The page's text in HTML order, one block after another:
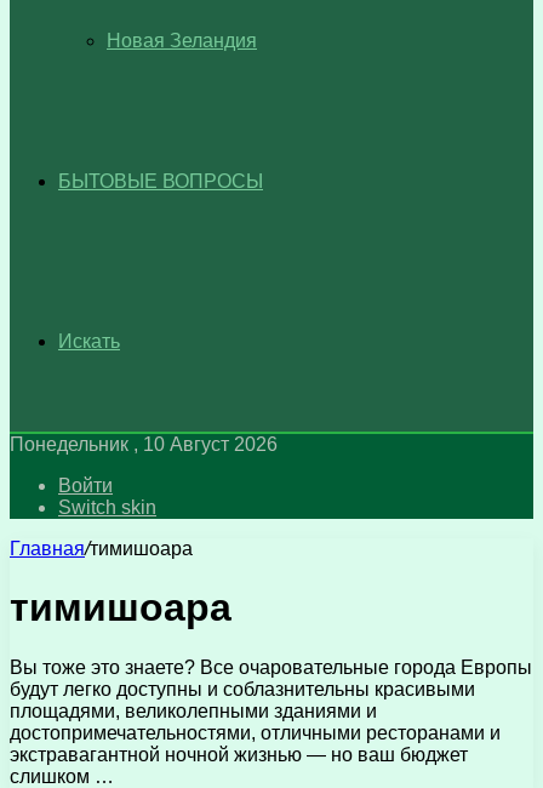
Новая Зеландия
БЫТОВЫЕ ВОПРОСЫ
Искать
Понедельник , 10 Август 2026
Войти
Switch skin
Главная/тимишоара
тимишоара
Вы тоже это знаете? Все очаровательные города Европы
будут легко доступны и соблазнительны красивыми
площадями, великолепными зданиями и
достопримечательностями, отличными ресторанами и
экстравагантной ночной жизнью — но ваш бюджет
слишком …